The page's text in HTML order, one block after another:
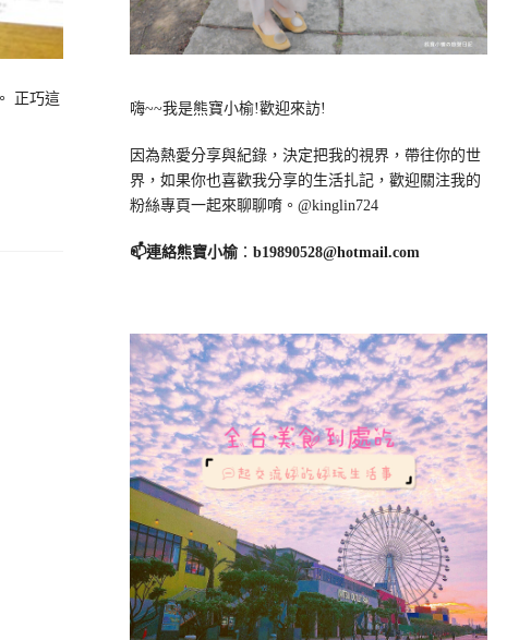
正巧這
嗨~~我是熊寶小榆!歡迎來訪!
因為熱愛分享與紀錄，決定把我的視界，帶往你的世
界，如果你也喜歡我分享的生活扎記，歡迎關注我的
粉絲專頁一起來聊聊唷。@kinglin724
📫連絡熊寶小榆： b19890528@hotmail.com